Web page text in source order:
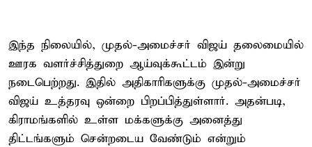
இந்த நிலையில், முதல்-அமைச்சர் விஜய் தலைமையில்
ஊரக வளர்ச்சித்துறை ஆய்வுக்கூட்டம் இன்று
நடைபெற்றது. இதில் அதிகாரிகளுக்கு முதல்-அமைச்சர்
விஜய் உத்தரவு ஒன்றை பிறப்பித்துள்ளார். அதன்படி,
கிராமங்களில் உள்ள மக்களுக்கு அனைத்து
திட்டங்களும் சென்றடைய வேண்டும் என்றும்